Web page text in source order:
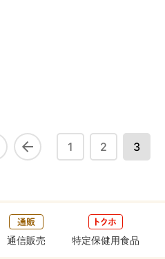
1 2 3
通信販売 特定保健用食品